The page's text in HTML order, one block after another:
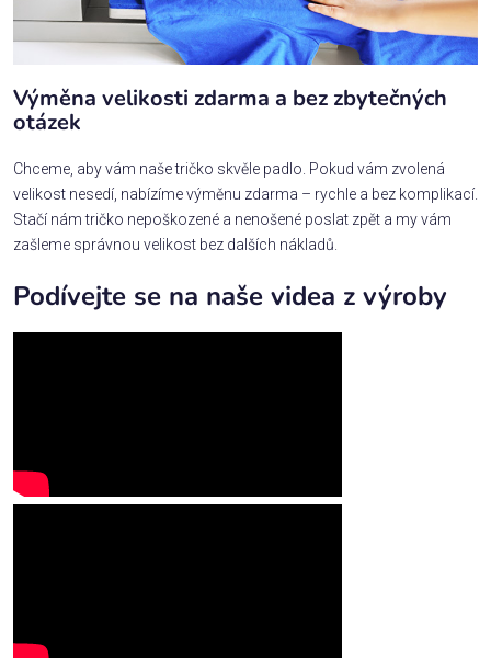
Výměna velikosti zdarma a bez zbytečných
otázek
Chceme, aby vám naše tričko skvěle padlo. Pokud vám zvolená
velikost nesedí, nabízíme výměnu zdarma – rychle a bez komplikací.
Stačí nám tričko nepoškozené a nenošené poslat zpět a my vám
zašleme správnou velikost bez dalších nákladů.
Podívejte se na naše videa z výroby